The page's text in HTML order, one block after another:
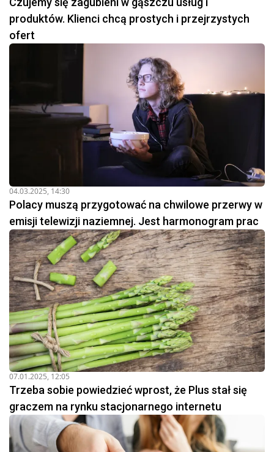
produktów. Klienci chcą prostych i przejrzystych
ofert
04.03.2025, 14:30
Polacy muszą przygotować na chwilowe przerwy w
emisji telewizji naziemnej. Jest harmonogram prac
07.01.2025, 12:05
Trzeba sobie powiedzieć wprost, że Plus stał się
graczem na rynku stacjonarnego internetu